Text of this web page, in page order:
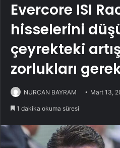
Evercore ISI
hisselerini
çeyrekteki
zorlukları
NURCAN BAYRAM Mart 13,
1 dakika okuma süresi